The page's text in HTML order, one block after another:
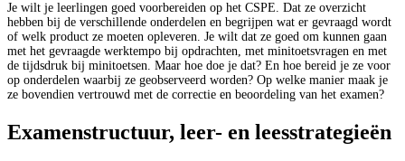
Je wilt je leerlingen goed voorbereiden op het CSPE. Dat ze overzicht
hebben bij de verschillende onderdelen en begrijpen wat er gevraagd wordt
of welk product ze moeten opleveren. Je wilt dat ze goed om kunnen gaan
met het gevraagde werktempo bij opdrachten, met minitoetsvragen en met
de tijdsdruk bij minitoetsen. Maar hoe doe je dat? En hoe bereid je ze voor
op onderdelen waarbij ze geobserveerd worden? Op welke manier maak je
ze bovendien vertrouwd met de correctie en beoordeling van het examen?
Examenstructuur, leer- en leesstrategieën